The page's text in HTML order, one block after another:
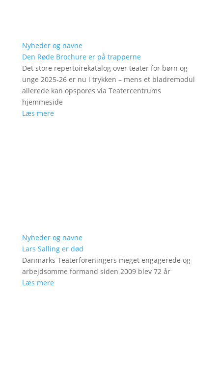
Nyheder og navne
Den Røde Brochure er på trapperne
Det store repertoirekatalog over teater for børn og
unge 2025-26 er nu i trykken – mens et bladremodul
allerede kan opspores via Teatercentrums
hjemmeside
Læs mere
Nyheder og navne
Lars Salling er død
Danmarks Teaterforeningers meget engagerede og
arbejdsomme formand siden 2009 blev 72 år
Læs mere